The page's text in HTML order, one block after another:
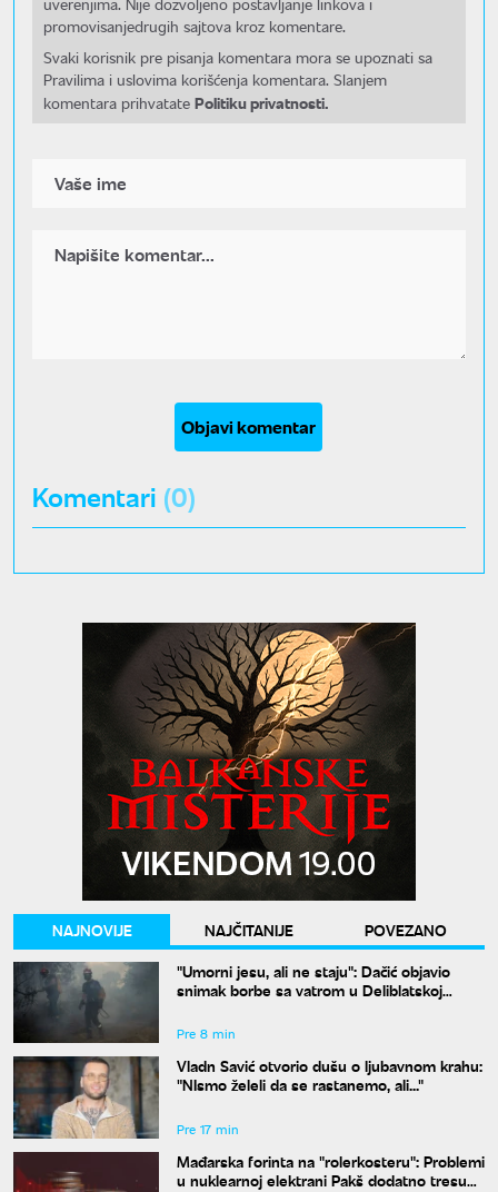
promovisanjedrugih sajtova kroz komentare.
Svaki korisnik pre pisanja komentara mora se upoznati sa
Pravilima i uslovima korišćenja komentara. Slanjem
komentara prihvatate Politiku privatnosti.
Objavi komentar
Komentari (0)
NAJNOVIJE NAJČITANIJE
POVEZANO
"Umorni jesu, ali ne staju": Dačić objavio
snimak borbe sa vatrom u Deliblatskoj
Pre 8 min
Vladn Savić otvorio dušu o ljubavnom krahu:
"NIsmo želeli da se rastanemo, ali..."
Pre 17 min
Mađarska forinta na "rolerkosteru": Problemi
u nuklearnoj elektrani Pakš dodatno tresu